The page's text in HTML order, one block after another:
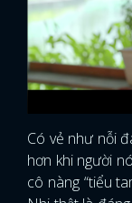
Có vẻ như nỗi
hơn khi người
cô nàng “tiểu